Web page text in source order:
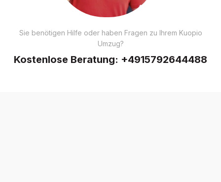
Sie benötigen Hilfe oder haben Fragen zu Ihrem Kuopio
Umzug?
Kostenlose Beratung: +4915792644488